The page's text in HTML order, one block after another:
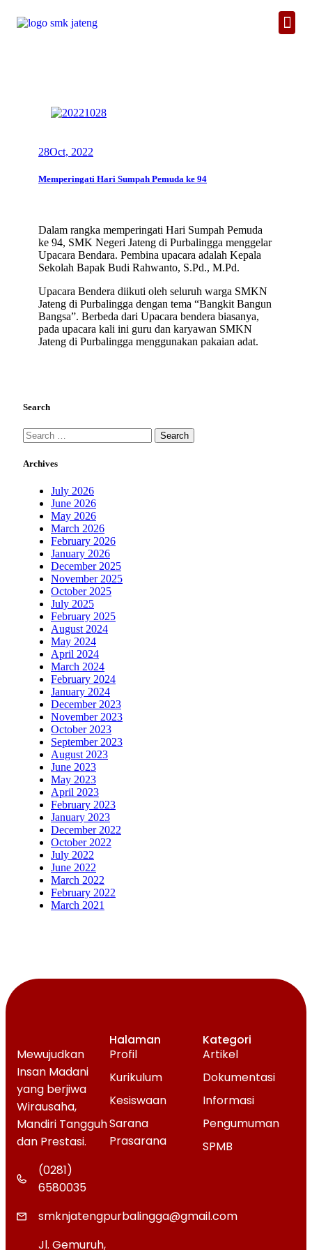
28Oct, 2022
Memperingati Hari Sumpah Pemuda ke 94
Dalam rangka memperingati Hari Sumpah Pemuda
ke 94, SMK Negeri Jateng di Purbalingga menggelar
Upacara Bendara. Pembina upacara adalah Kepala
Sekolah Bapak Budi Rahwanto, S.Pd., M.Pd.
Upacara Bendera diikuti oleh seluruh warga SMKN
Jateng di Purbalingga dengan tema “Bangkit Bangun
Bangsa”. Berbeda dari Upacara bendera biasanya,
pada upacara kali ini guru dan karyawan SMKN
Jateng di Purbalingga menggunakan pakaian adat.
Search
Archives
July 2026
June 2026
May 2026
March 2026
February 2026
January 2026
December 2025
November 2025
October 2025
July 2025
February 2025
August 2024
May 2024
April 2024
March 2024
February 2024
January 2024
December 2023
November 2023
October 2023
September 2023
August 2023
June 2023
May 2023
April 2023
February 2023
January 2023
December 2022
October 2022
July 2022
June 2022
March 2022
February 2022
March 2021
Mewujudkan
Insan Madani
yang berjiwa
Wirausaha,
Mandiri Tangguh
dan Prestasi.
(0281)
6580035
smknjatengpurbalingga@gmail.com
Jl. Gemuruh,
Halaman
Profil
Kurikulum
Kesiswaan
Sarana
Prasarana
Kategori
Artikel
Dokumentasi
Informasi
Pengumuman
SPMB